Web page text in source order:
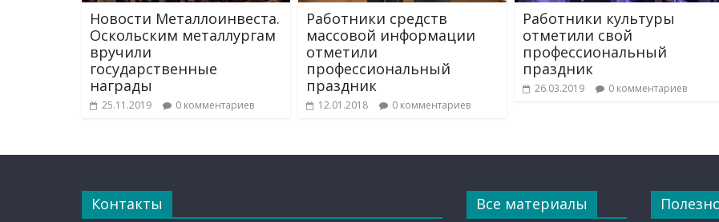
Новости Металлоинвеста.
Оскольским металлургам
вручили
государственные
награды
25.11.2019 0 комментариев
Работники средств
массовой информации
отметили
профессиональный
праздник
12.01.2018 0 комментариев
Работники культуры
отметили свой
профессиональный
праздник
26.03.2019 0 комментариев
Контакты Все материалы